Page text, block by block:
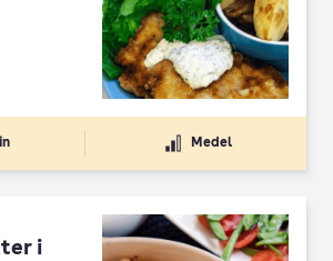
Medel
i